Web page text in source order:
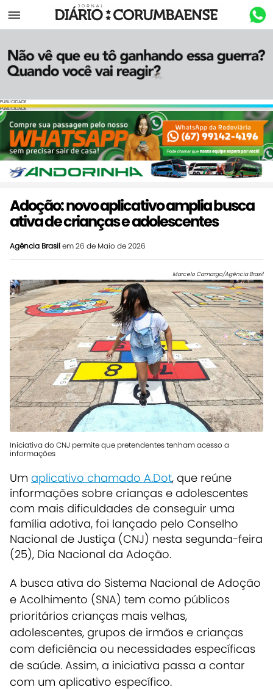
Menu
PUBLICIDADE
PUBLICIDADE
Adoção: novo aplicativo amplia busca
ativa de crianças e adolescentes
Agência Brasilem 26 de Maio de 2026
Marcelo Camargo/Agência Brasil
Iniciativa do CNJ permite que pretendentes tenham acesso a
informações
Um aplicativo chamado A.Dot, que reúne
informações sobre crianças e adolescentes
com mais dificuldades de conseguir uma
família adotiva, foi lançado pelo Conselho
Nacional de Justiça (CNJ) nesta segunda-feira
(25), Dia Nacional da Adoção.
A busca ativa do Sistema Nacional de Adoção
e Acolhimento (SNA) tem como públicos
prioritários crianças mais velhas,
adolescentes, grupos de irmãos e crianças
com deficiência ou necessidades específicas
de saúde. Assim, a iniciativa passa a contar
com um aplicativo específico.